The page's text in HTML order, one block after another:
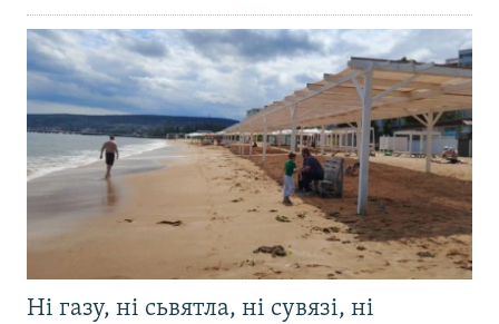
Ні газу, ні сьвятла, ні сувязі, ні